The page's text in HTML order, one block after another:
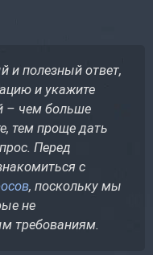
и полезный ответ,
и укажите
– чем больше
тем проще дать
Перед
с
, поскольку мы
не
требованиям.